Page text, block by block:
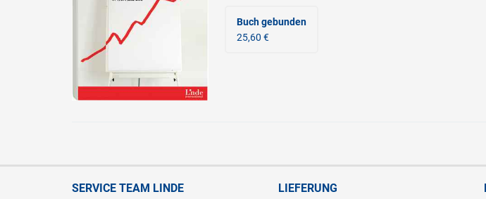
Buch gebunden
25,60 €
SERVICE TEAM LINDE LIEFERUNG